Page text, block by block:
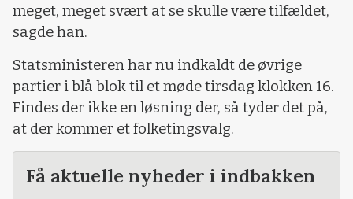
meget, meget svært at se skulle være tilfældet,
sagde han.
Statsministeren har nu indkaldt de øvrige
partier i blå blok til et møde tirsdag klokken 16.
Findes der ikke en løsning der, så tyder det på,
at der kommer et folketingsvalg.
Få aktuelle nyheder i indbakken